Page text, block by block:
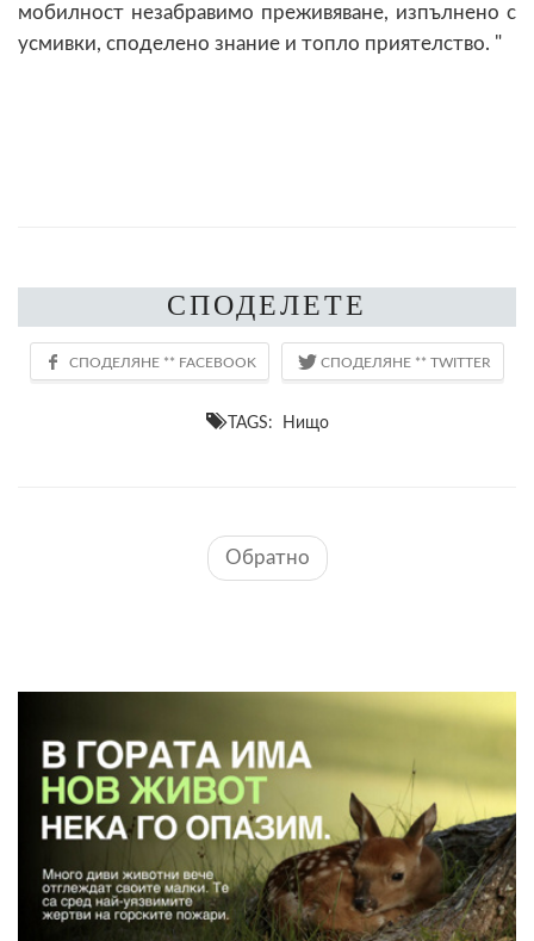
мобилност незабравимо преживяване, изпълнено с
усмивки, споделено знание и топло приятелство. "
СПОДЕЛЕТЕ
TAGS: Нищо
Обратно